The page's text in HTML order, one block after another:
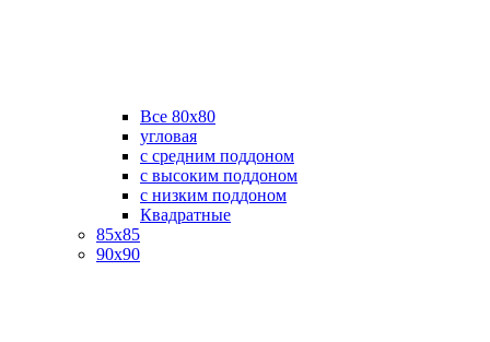
Все 80х80
угловая
с средним поддоном
с высоким поддоном
с низким поддоном
Квадратные
85х85
90х90